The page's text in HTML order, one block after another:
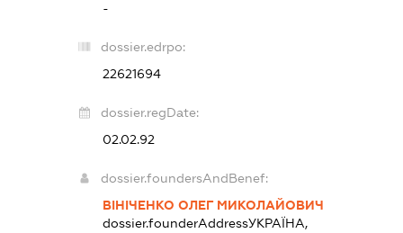
-
dossier.edrpo:
22621694
dossier.regDate:
02.02.92
dossier.foundersAndBenef:
ВІНІЧЕНКО ОЛЕГ МИКОЛАЙОВИЧ
dossier.founderAddressУКРАЇНА,